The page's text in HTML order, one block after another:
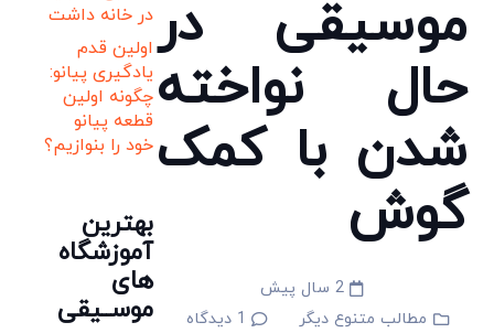
موسیقی در
حال نواخته
شدن با کمک
گوش
2 سال پیش
مطالب متنوع دیگر
1 دیدگاه
در خانه داشت
اولین قدم
یادگیری پیانو:
چگونه اولین
قطعه پیانو
خود را بنوازیم؟
بهترین
آموزشگاه
های
موســیقی